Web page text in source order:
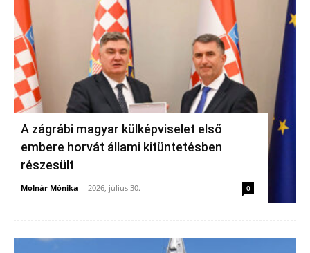
A zágrábi magyar külképviselet első
embere horvát állami kitüntetésben
részesült
Molnár Mónika - 2026, július 30. 0